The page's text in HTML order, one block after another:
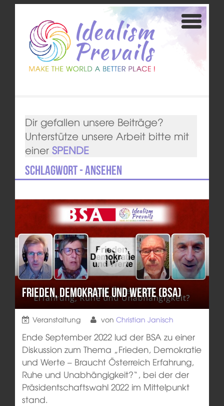
Dir gefallen unsere Beiträge?
Unterstütze unsere Arbeit bitte mit
einer SPENDE
Schlagwort - Ansehen
Frieden, Demokratie und Werte (BSA)
Veranstaltung von Christian Janisch
Ende September 2022 lud der BSA zu einer
Diskussion zum Thema „Frieden, Demokratie
und Werte – Braucht Österreich Erfahrung,
Ruhe und Unabhängigkeit?“, bei der der
Präsidentschaftswahl 2022 im Mittelpunkt
stand.